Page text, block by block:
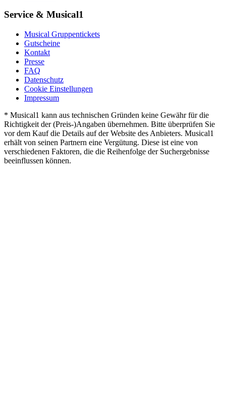
Service & Musical1
Musical Gruppentickets
Gutscheine
Kontakt
Presse
FAQ
Datenschutz
Cookie Einstellungen
Impressum
* Musical1 kann aus technischen Gründen keine Gewähr für die
Richtigkeit der (Preis-)Angaben übernehmen. Bitte überprüfen Sie
vor dem Kauf die Details auf der Website des Anbieters. Musical1
erhält von seinen Partnern eine Vergütung. Diese ist eine von
verschiedenen Faktoren, die die Reihenfolge der Suchergebnisse
beeinflussen können.